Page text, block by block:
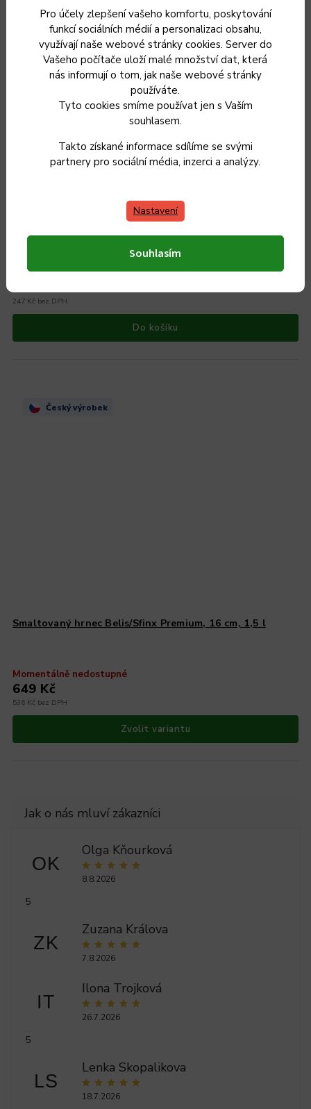
Pro účely zlepšení vašeho komfortu, poskytování
funkcí sociálních médií a personalizaci obsahu,
využívají naše webové stránky cookies. Server do
Vašeho počítače uloží malé množství dat, která
nás informují o tom, jak naše webové stránky
používáte.
Tyto cookies smíme používat jen s Vaším
souhlasem.
Takto získané informace sdílíme se svými
partnery pro sociální média, inzerci a analýzy.
Nastavení
Souhlasím
Český výrobek
Smaltovaný hrnec Belis/Sfinx Standard, 20 cm, 3,6 l
Skladem
247 Kč bez DPH
Do košíku
Český výrobek
Smaltovaný hrnec Belis/Sfinx Premium, 16 cm, 1,5 l
Momentálně nedostupné
536 Kč bez DPH
649 Kč
Zvolit variantu
OK
Olga Kňourková
8.8.2026
5
ZK
Zuzana Králova
7.8.2026
IT
Ilona Trojková
26.7.2026
5
LS
Lenka Skopalikova
18.7.2026